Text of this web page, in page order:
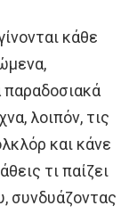
κάθε
παραδοσιακά
λοιπόν, τις
και κάνε
τι παίζει
συνδυάζοντας